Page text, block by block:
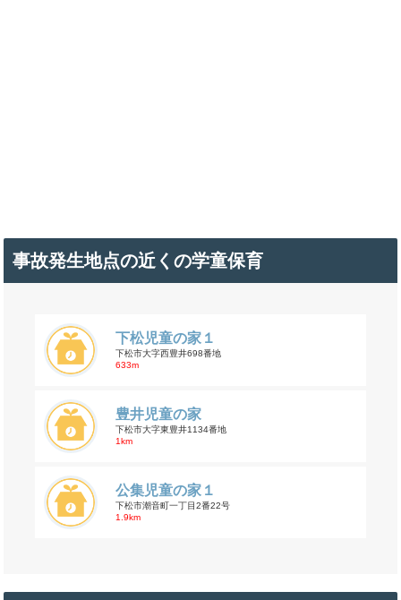
事故発生地点の近くの学童保育
下松児童の家１
下松市大字西豊井698番地
633m
豊井児童の家
下松市大字東豊井1134番地
1km
公集児童の家１
下松市潮音町一丁目2番22号
1.9km